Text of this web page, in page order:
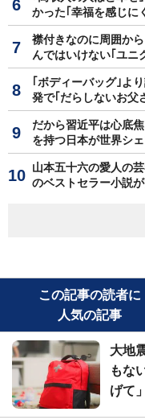
かった｢幸福を感じに
襟付きなのに周囲か
んではいけない｢ユニ
｢ボディーバッグ｣よ
発で｢だらしないお父
だから習近平は心底
を持つ日本が世界シ
山本五十六の愛人の
のベストセラー小説
この記事の読者に
人気の記事
大地
もな
げて